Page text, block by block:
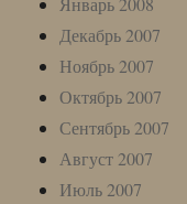
Декабрь 2007
Ноябрь 2007
Октябрь 2007
Сентябрь 2007
Август 2007
Июль 2007